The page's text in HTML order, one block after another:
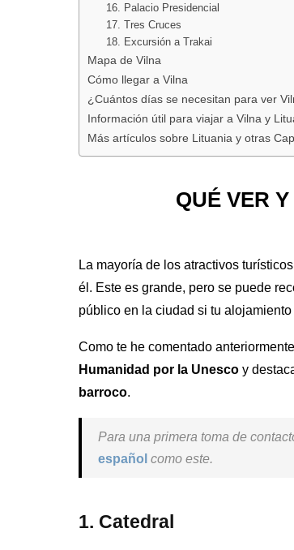
16. Palacio Presidencial
17. Tres Cruces
18. Excursión a Trakai
Mapa de Vilna
Cómo llegar a Vilna
¿Cuántos días se necesitan para ver
Información útil para viajar a Vilna y
Más artículos sobre Lituania y otras
QUÉ VER
La mayoría de los atractivos
él. Este es grande, pero se puede
público en la ciudad si tu
Como te he comentado
Humanidad por la Unesco y
barroco.
Para una primera toma de
español como este.
1. Catedral